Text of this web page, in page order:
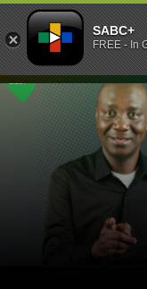
SABC+
FREE - In
listen to